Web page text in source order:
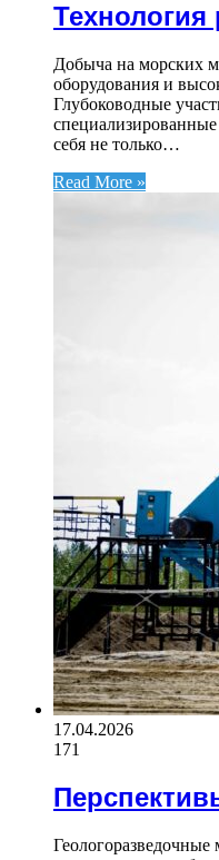
Добыча на морских
оборудования и
Глубоководные
себя не только…
Read More »
17.04.2026
171